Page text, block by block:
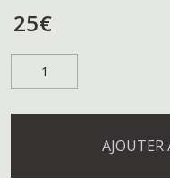
25€
AJOUTER